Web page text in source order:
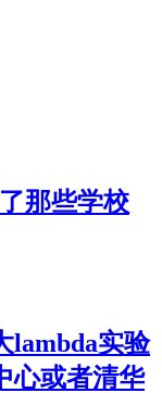
那些学校
lambda实验
心或者清华